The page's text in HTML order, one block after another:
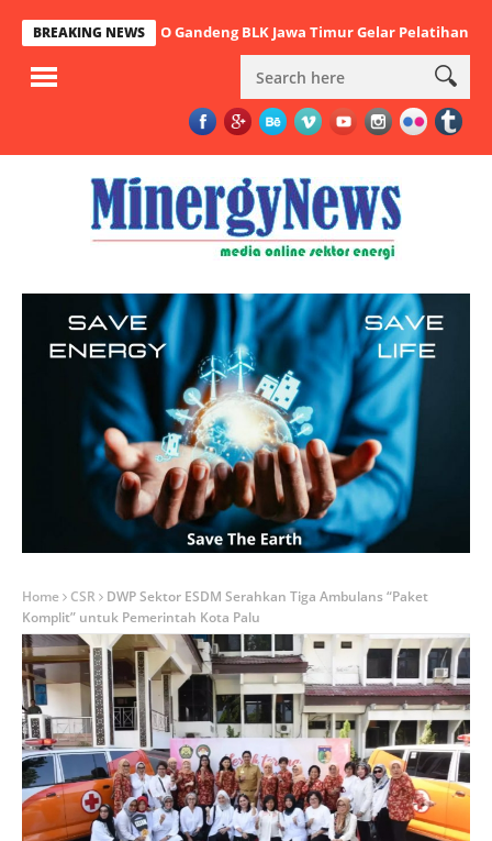
BREAKING NEWS
PHE WMO Gandeng BLK Jawa Timur Gelar Pelatihan Ketrampilan
Home CSR
DWP Sektor ESDM Serahkan Tiga Ambulans “Paket
Komplit” untuk Pemerintah Kota Palu